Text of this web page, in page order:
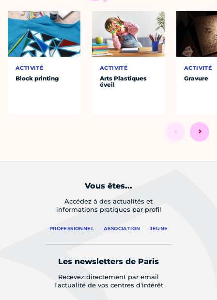
ACTIVITÉ
Block printing
ACTIVITÉ
Arts Plastiques
éveil
ACTIVITÉ
Gravure
Vous êtes...
Accédez à des actualités et
informations pratiques par profil
PROFESSIONNEL ASSOCIATION JEUNE
Les newsletters de Paris
Recevez directement par email
l'actualité de vos centres d'intérêt